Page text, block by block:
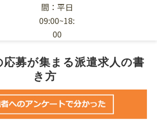
間：平日
09:00~18:
00
募が集まる派遣求人の書
き方